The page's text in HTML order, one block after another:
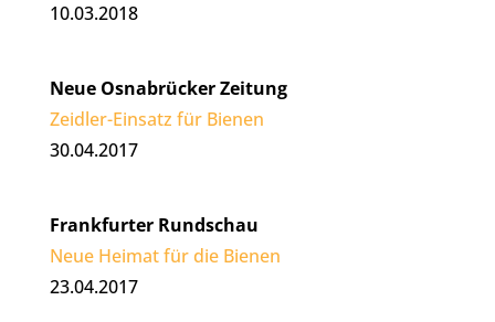
10.03.2018
Neue Osnabrücker Zeitung
Zeidler-Einsatz für Bienen
30.04.2017
Frankfurter Rundschau
Neue Heimat für die Bienen
23.04.2017